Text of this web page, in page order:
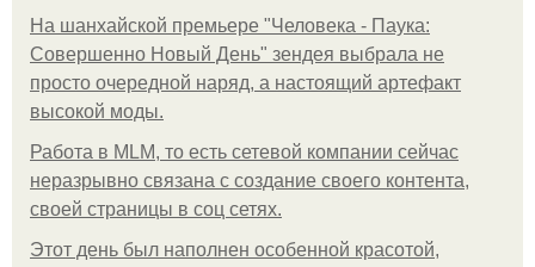
На шанхайской премьере "Человека - Паука:
Совершенно Новый День" зендея выбрала не
просто очередной наряд, а настоящий артефакт
высокой моды.
Работа в MLM, то есть сетевой компании сейчас
неразрывно связана с создание своего контента,
своей страницы в соц сетях.
Этот день был наполнен особенной красотой,